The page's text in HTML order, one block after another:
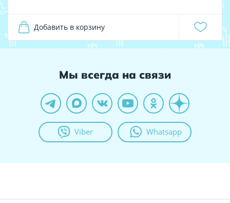
Добавить в корзину
Мы всегда на связи
Viber Whatsapp